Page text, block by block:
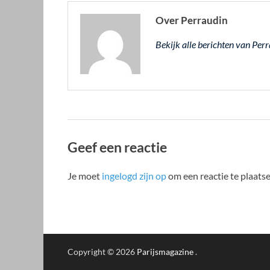
Over Perraudin
Bekijk alle berichten van
Geef een reactie
Je moet ingelogd zijn opom een reactie te
Copyright © 2026 Parijsmagazine.